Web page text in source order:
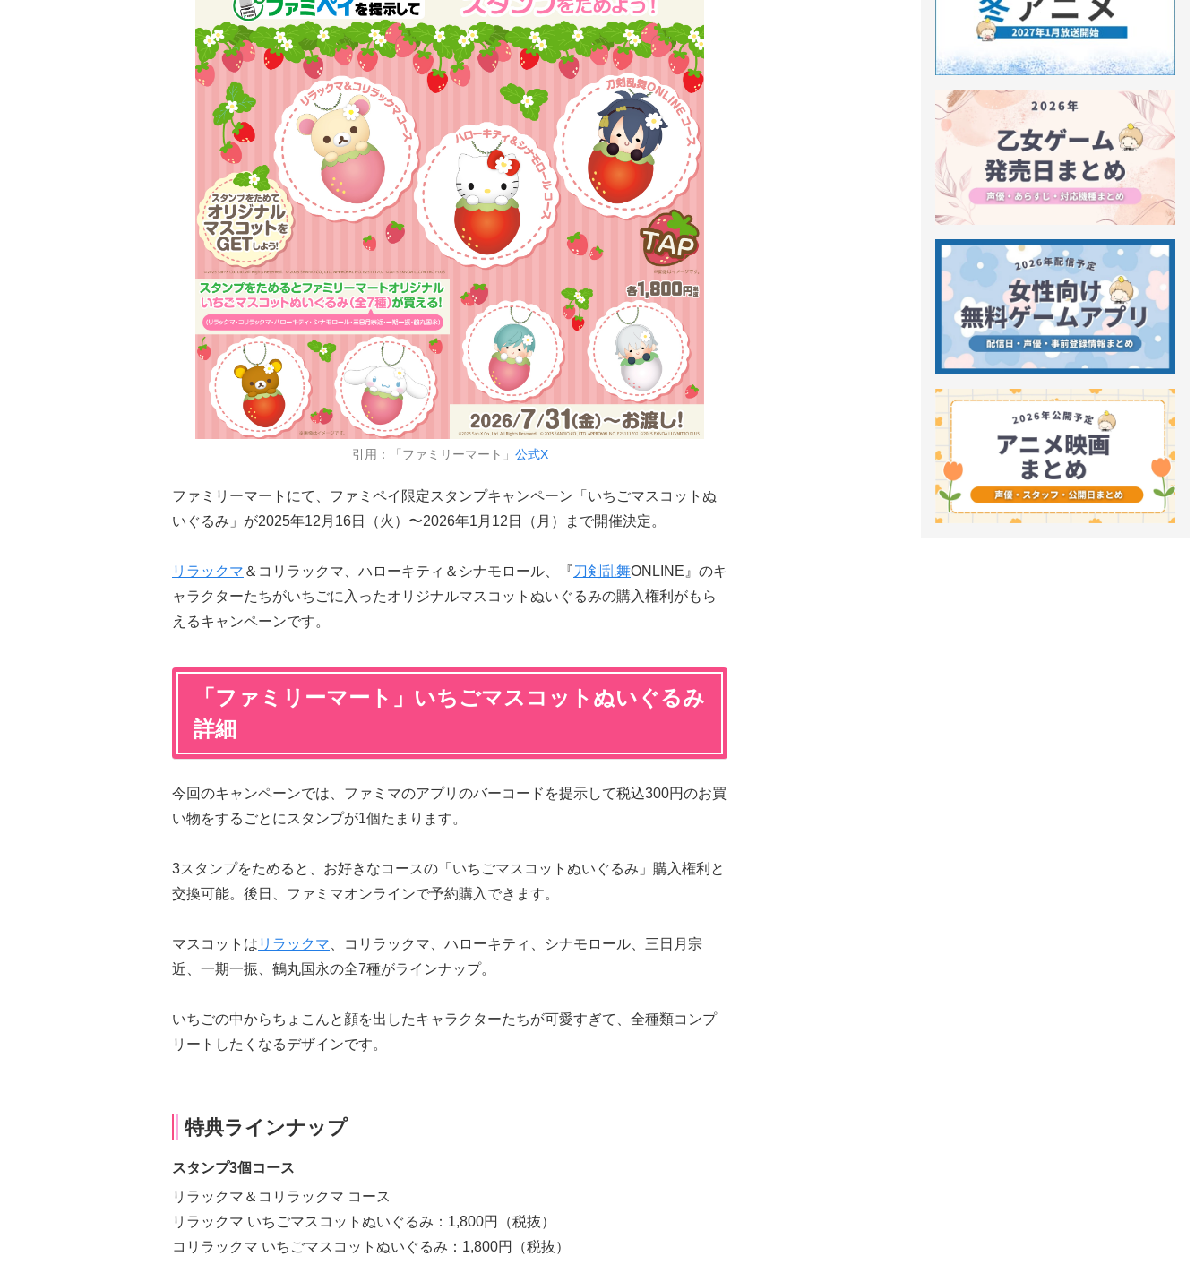
引用：「ファミリーマート」 公式X
ファミリーマートにて、ファミペイ限定スタンプキャンペーン「いちごマスコットぬ
いぐるみ」が2025年12月16日（火）〜2026年1月12日（月）まで開催決定。
リラックマ ＆コリラックマ、ハローキティ＆シナモロール、『刀剣乱舞ONLINE』のキ
ャラクターたちがいちごに入ったオリジナルマスコットぬいぐるみの購入権利がもら
えるキャンペーンです。
「ファミリーマート」いちごマスコットぬいぐるみ
詳細
今回のキャンペーンでは、ファミマのアプリのバーコードを提示して税込300円のお買
い物をするごとにスタンプが1個たまります。
3スタンプをためると、お好きなコースの「いちごマスコットぬいぐるみ」購入権利と
交換可能。後日、ファミマオンラインで予約購入できます。
マスコットは リラックマ 、コリラックマ、ハローキティ、シナモロール、三日月宗
近、一期一振、鶴丸国永の全7種がラインナップ。
いちごの中からちょこんと顔を出したキャラクターたちが可愛すぎて、全種類コンプ
リートしたくなるデザインです。
特典ラインナップ
スタンプ3個コース
リラックマ＆コリラックマ コース
リラックマ いちごマスコットぬいぐるみ：1,800円（税抜）
コリラックマ いちごマスコットぬいぐるみ：1,800円（税抜）